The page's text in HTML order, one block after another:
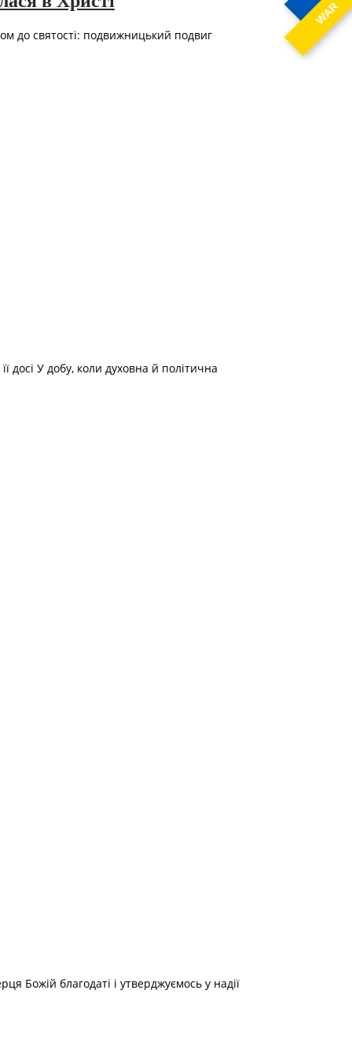
WAR
до святості: подвижницький подвиг
досі У добу, коли духовна й політична
Божій благодаті і утверджуємось у надії